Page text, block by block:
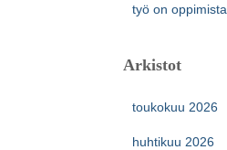
työ on oppimista
Arkistot
toukokuu 2026
huhtikuu 2026